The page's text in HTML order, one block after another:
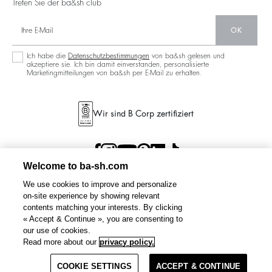
Treten Sie der ba&sh club
OK
Ich habe die Datenschutzbestimmungen von ba&sh gelesen und
akzeptiere sie. Ich bin damit einverstanden, personalisierte
Marketingmitteilungen von ba&sh per E-Mail zu erhalten.
Wir sind B Corp zertifiziert
BEDINGUNGEN UND DATENSCHUTZBESTIMMUNGEN SITEMAP GERMANY
Welcome to ba-sh.com
We use cookies to improve and personalize
on-site experience by showing relevant
contents matching your interests. By clicking
« Accept & Continue », you are consenting to
our use of cookies.
Read more about our privacy policy.
COOKIE SETTINGS ACCEPT & CONTINUE